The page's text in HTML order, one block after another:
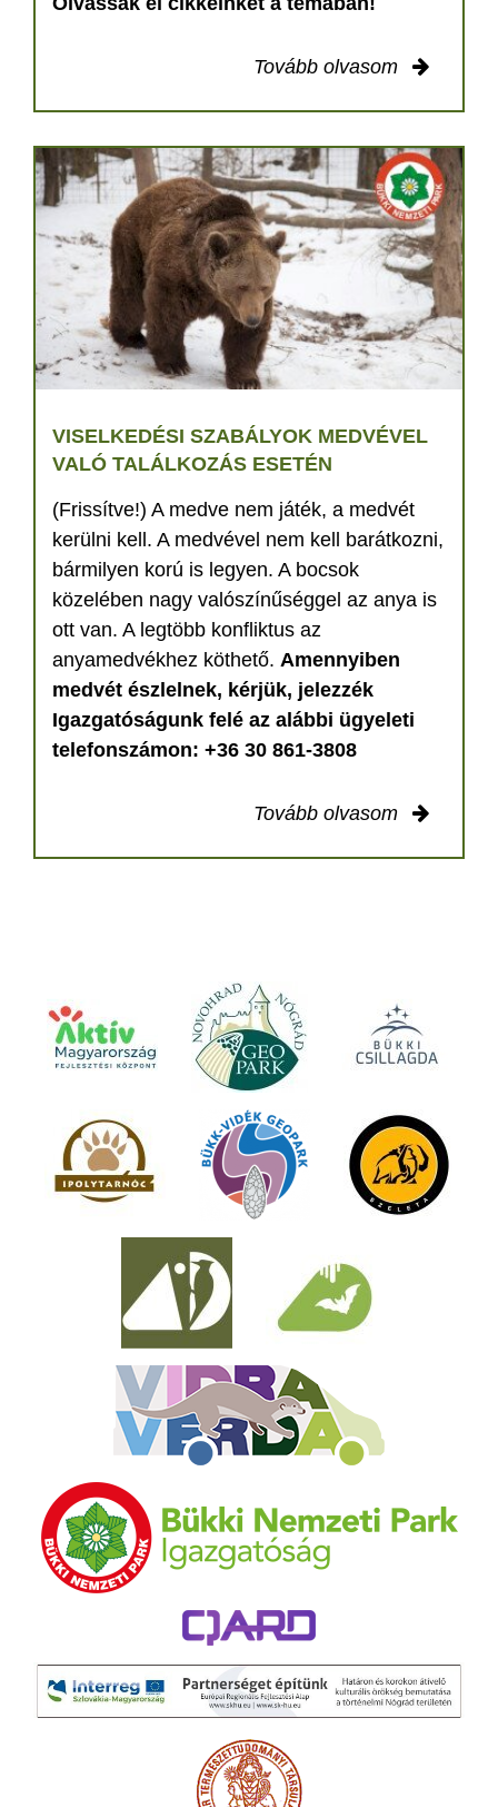
Tovább olvasom
VISELKEDÉSI SZABÁLYOK MEDVÉVEL
VALÓ TALÁLKOZÁS ESETÉN
(Frissítve!) A medve nem játék, a medvét
kerülni kell. A medvével nem kell barátkozni,
bármilyen korú is legyen. A bocsok
közelében nagy valószínűséggel az anya is
ott van. A legtöbb konfliktus az
anyamedvékhez köthető. Amennyiben
medvét észlelnek, kérjük, jelezzék
Igazgatóságunk felé az alábbi ügyeleti
telefonszámon: +36 30 861-3808
Tovább olvasom